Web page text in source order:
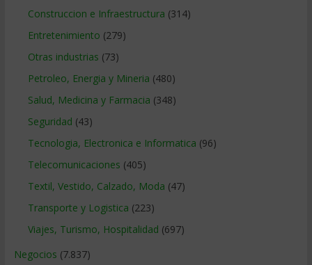
Construccion e Infraestructura (314)
Entretenimiento (279)
Otras industrias (73)
Petroleo, Energia y Mineria (480)
Salud, Medicina y Farmacia (348)
Seguridad (43)
Tecnologia, Electronica e Informatica (96)
Telecomunicaciones (405)
Textil, Vestido, Calzado, Moda (47)
Transporte y Logistica (223)
Viajes, Turismo, Hospitalidad (697)
Negocios (7.837)